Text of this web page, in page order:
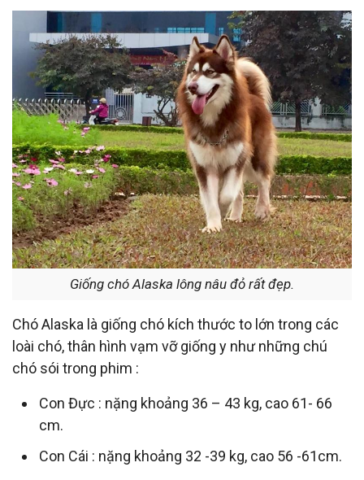
Giống chó Alaska lông nâu đỏ rất đẹp.
Chó Alaska là giống chó kích thước to lớn trong các
loài chó, thân hình vạm vỡ giống y như những chú
chó sói trong phim :
Con Đực : nặng khoảng 36 – 43 kg, cao 61- 66
cm.
Con Cái : nặng khoảng 32 -39 kg, cao 56 -61cm.